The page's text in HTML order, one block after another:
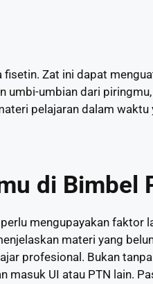
Zat ini dapat
umbi-umbian dari
pelajaran dalam waktu
di Bimbel
mengupayakan faktor
materi yang
profesional. Bukan
UI atau PTN lain.